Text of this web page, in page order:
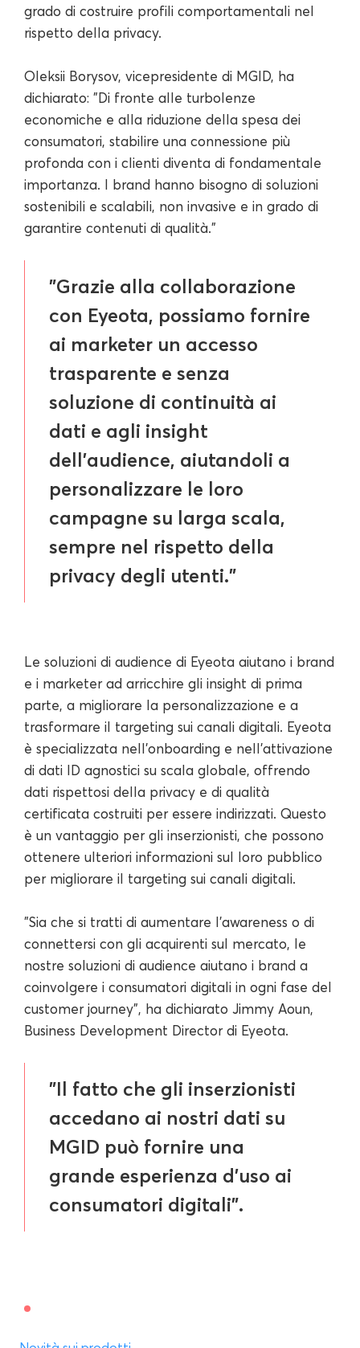
grado di costruire profili comportamentali nel
rispetto della privacy.
Oleksii Borysov, vicepresidente di MGID, ha
dichiarato: "Di fronte alle turbolenze
economiche e alla riduzione della spesa dei
consumatori, stabilire una connessione più
profonda con i clienti diventa di fondamentale
importanza. I brand hanno bisogno di soluzioni
sostenibili e scalabili, non invasive e in grado di
garantire contenuti di qualità."
"Grazie alla collaborazione
con Eyeota, possiamo fornire
ai marketer un accesso
trasparente e senza
soluzione di continuità ai
dati e agli insight
dell'audience, aiutandoli a
personalizzare le loro
campagne su larga scala,
sempre nel rispetto della
privacy degli utenti."
Le soluzioni di audience di Eyeota aiutano i brand
e i marketer ad arricchire gli insight di prima
parte, a migliorare la personalizzazione e a
trasformare il targeting sui canali digitali. Eyeota
è specializzata nell'onboarding e nell'attivazione
di dati ID agnostici su scala globale, offrendo
dati rispettosi della privacy e di qualità
certificata costruiti per essere indirizzati. Questo
è un vantaggio per gli inserzionisti, che possono
ottenere ulteriori informazioni sul loro pubblico
per migliorare il targeting sui canali digitali.
"Sia che si tratti di aumentare l'awareness o di
connettersi con gli acquirenti sul mercato, le
nostre soluzioni di audience aiutano i brand a
coinvolgere i consumatori digitali in ogni fase del
customer journey", ha dichiarato Jimmy Aoun,
Business Development Director di Eyeota.
"Il fatto che gli inserzionisti
accedano ai nostri dati su
MGID può fornire una
grande esperienza d'uso ai
consumatori digitali".